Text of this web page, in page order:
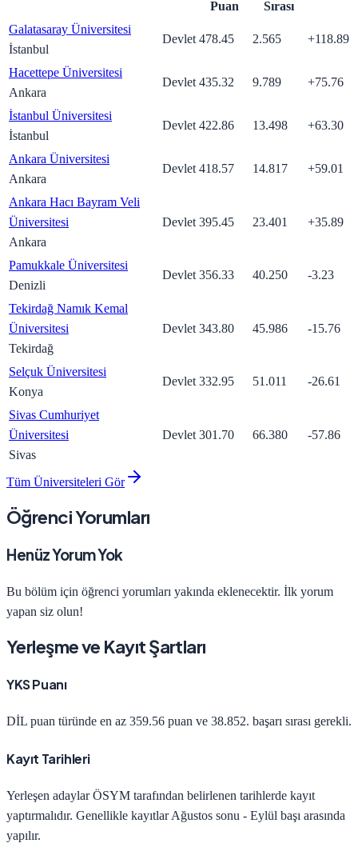
Puan Sırası
Galatasaray Üniversitesi
İstanbul
Devlet 478.45 2.565 +118.89
Hacettepe Üniversitesi
Ankara
Devlet 435.32 9.789 +75.76
İstanbul Üniversitesi
İstanbul
Devlet 422.86 13.498 +63.30
Ankara Üniversitesi
Ankara
Devlet 418.57 14.817 +59.01
Ankara Hacı Bayram Veli
Üniversitesi
Ankara
Devlet 395.45 23.401 +35.89
Pamukkale Üniversitesi
Denizli
Devlet 356.33 40.250 -3.23
Tekirdağ Namık Kemal
Üniversitesi
Tekirdağ
Devlet 343.80 45.986 -15.76
Selçuk Üniversitesi
Konya
Devlet 332.95 51.011 -26.61
Sivas Cumhuriyet
Üniversitesi
Sivas
Devlet 301.70 66.380 -57.86
Tüm Üniversiteleri Gör
Öğrenci Yorumları
Henüz Yorum Yok
Bu bölüm için öğrenci yorumları yakında eklenecektir. İlk yorum
yapan siz olun!
Yerleşme ve Kayıt Şartları
YKS Puanı
DİL puan türünde en az 359.56 puan ve 38.852. başarı sırası gerekli.
Kayıt Tarihleri
Yerleşen adaylar ÖSYM tarafından belirlenen tarihlerde kayıt
yaptırmalıdır. Genellikle kayıtlar Ağustos sonu - Eylül başı arasında
yapılır.